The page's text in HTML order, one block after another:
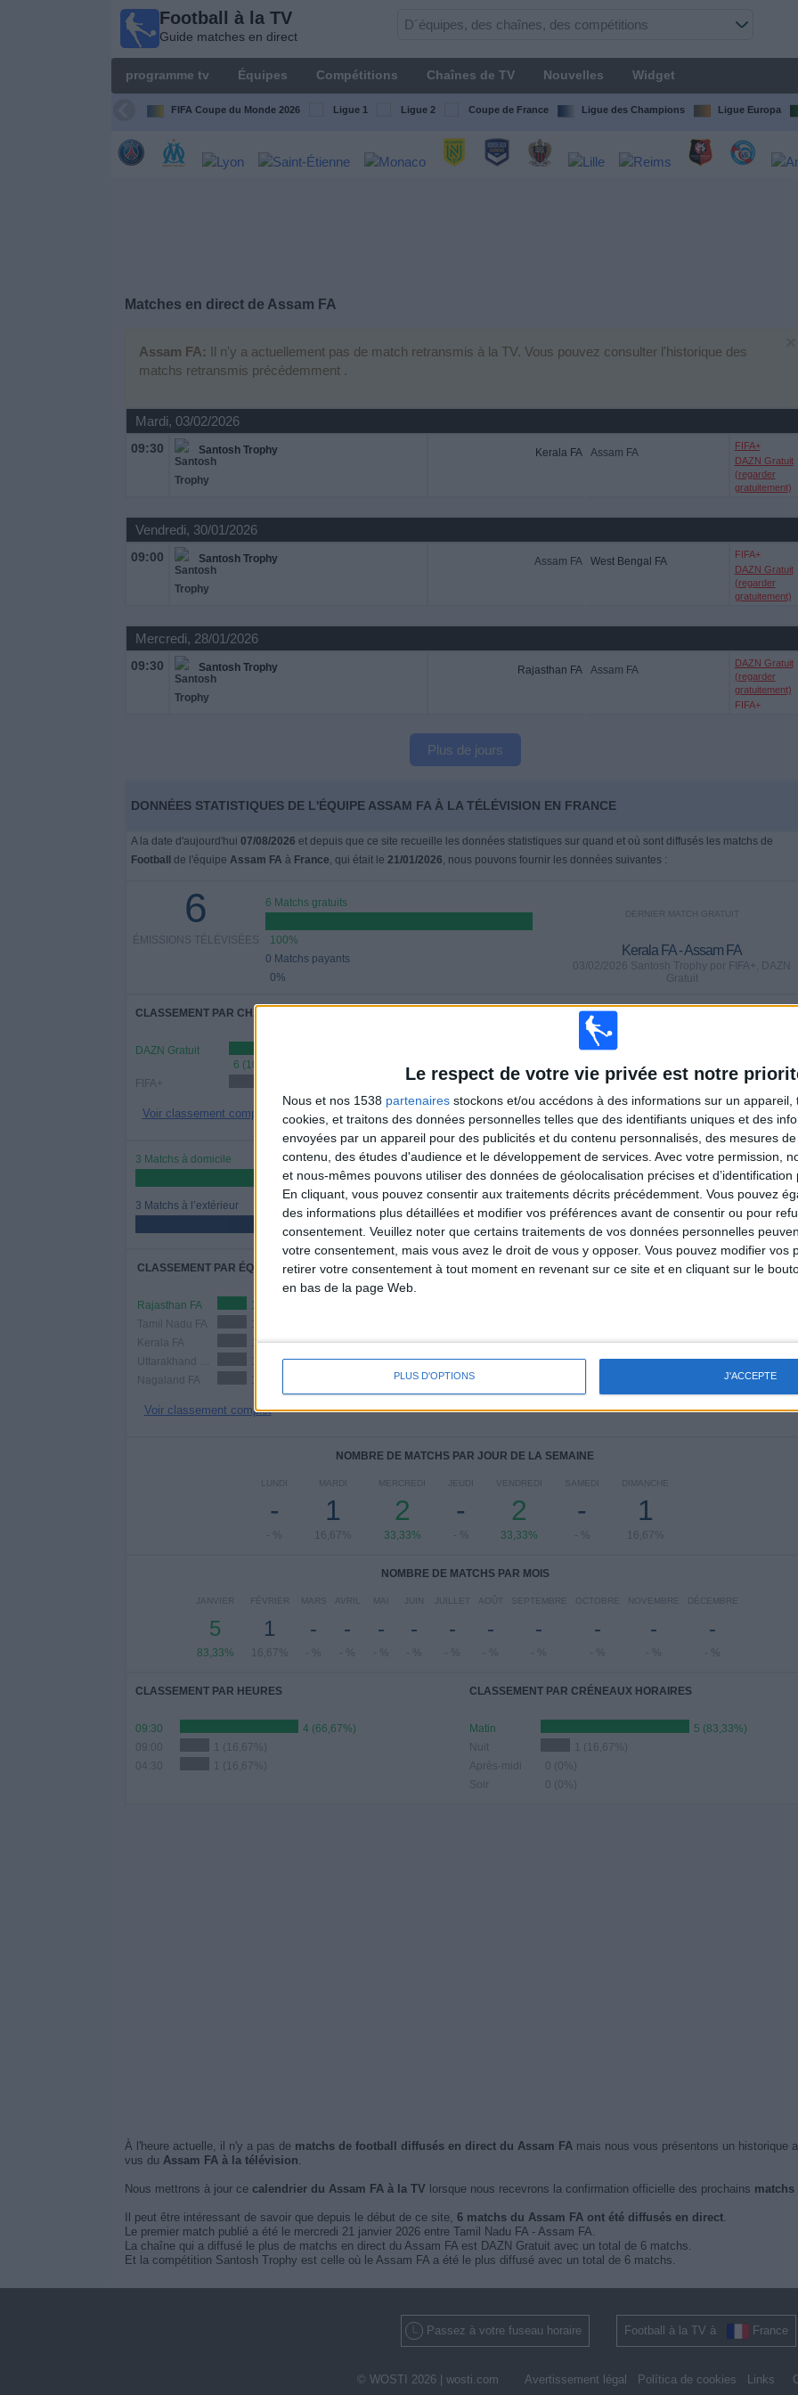
Le respect de votre vie privée est notre
Nous et nos 1538 partenaires stockons et/ou accédons à des informations sur un appareil,
cookies, et traitons des données personnelles telles que des identifiants uniques et des
envoyées par un appareil pour des publicités et du contenu personnalisés, des mesures
contenu, des études d'audience et le développement de services. Avec votre permission,
et nous-mêmes pouvons utiliser des données de géolocalisation précises et d’identification
En cliquant, vous pouvez consentir aux traitements décrits précédemment. Vous pouvez
des informations plus détaillées et modifier vos préférences avant de consentir ou pour
consentement. Veuillez noter que certains traitements de vos données personnelles
votre consentement, mais vous avez le droit de vous y opposer. Vous pouvez modifier vos
retirer votre consentement à tout moment en revenant sur ce site et en cliquant sur le
en bas de la page Web.
PLUS D'OPTIONS J'ACCEPTE
Football à la TV
Guide matches en direct
programme tv Équipes Compétitions Chaînes de TV Nouvelles Widget
FIFA Coupe du Monde 2026 Ligue 1 Ligue 2 Coupe de France Ligue des Champions Ligue Europa
Matches en direct de Assam FA
Assam FA: Il n'y a actuellement pas de match retransmis à la TV. Vous pouvez consulter l'historique des
matchs retransmis précédemment .
Mardi, 03/02/2026
09:30 Santosh Trophy Kerala FA Assam FA
FIFA+
DAZN Gratuit
(regarder
gratuitement)
Vendredi, 30/01/2026
09:00 Santosh Trophy Assam FA West Bengal FA
FIFA+
DAZN Gratuit
(regarder
gratuitement)
Mercredi, 28/01/2026
09:30 Santosh Trophy Rajasthan FA Assam FA
DAZN Gratuit
(regarder
gratuitement)
FIFA+
Plus de jours
DONNÉES STATISTIQUES DE L'ÉQUIPE ASSAM FA À LA TÉLÉVISION EN FRANCE
A la date d'aujourd'hui 07/08/2026 et depuis que ce site recueille les données statistiques sur quand et où sont diffusés les matchs de
Football
de l'équipe Assam FA à France, qui était le 21/01/2026, nous pouvons fournir les données suivantes :
6
ÉMISSIONS TÉLÉVISÉES
6 Matchs gratuits
100%
0 Matchs payants
0%
DERNIER MATCH GRATUIT
Kerala FA - Assam FA
03/02/2026 Santosh Trophy por FIFA+, DAZN
Gratuit
CLASSEMENT PAR CHAÎNES
DAZN Gratuit
6 (100%)
FIFA+
Voir classement complet
2
184
GRATUIT
0
PAYANTS
3 Matchs à domicile
50%
3 Matchs à l’extérieur
6
ADVERSAIRES
1
VS Rajasthan
FA
1
COMPÉTITIONS
CLASSEMENT PAR ÉQUIPES
Rajasthan FA
1 (16,67%)
Tamil Nadu FA
Kerala FA
1 (16,67%)
1 (16,67%)
Nagaland FA
Voir classement complet
CLASSEMENT PAR COMPÉTITIONS
NOMBRE DE MATCHS PAR JOUR DE LA SEMAINE
LUNDI
-
- %
MARDI
1
16,67%
MERCREDI
2
33,33%
JEUDI
-
- %
VENDREDI
2
33,33%
SAMEDI
-
- %
DIMANCHE
1
16,67%
NOMBRE DE MATCHS PAR MOIS
JANVIER
5
83,33%
FÉVRIER
1
16,67%
MARS
-
- %
AVRIL
-
- %
MAI
-
- %
JUIN
-
- %
JUILLET
-
- %
AOÛT
-
- %
SEPTEMBRE
-
- %
OCTOBRE
-
- %
NOVEMBRE
-
- %
DÉCEMBRE
-
- %
CLASSEMENT PAR HEURES
09:30
4 (66,67%)
09:00
1 (16,67%)
04:30
1 (16,67%)
CLASSEMENT PAR CRÉNEAUX HORAIRES
Matin
5 (83,33%)
Nuit
1 (16,67%)
Après-midi
0 (0%)
Soir
0 (0%)
À l'heure actuelle, il n'y a pas de matchs de football diffusés en direct du Assam FAmais nous vous présentons un historique
vus du Assam FA à la télévision.
Nous mettrons à jour ce calendrier du Assam FA à la TV lorsque nous recevrons la confirmation officielle des prochains
Il peut être intéressant de savoir que depuis le début de ce site, 6 matchs du Assam FA ont été diffusés en direct.
Le premier match publié a été le mercredi 21 janvier 2026 entre Tamil Nadu FA - Assam FA.
La chaîne qui a diffusé le plus de matchs en direct du Assam FA est DAZN Gratuit avec un total de 6 matchs.
Et la compétition Santosh Trophy est celle où le Assam FA a été le plus diffusé avec un total de 6 matchs.
Passez à votre fuseau horaire Football à la TV à France
© WOSTI 2026 | wosti.com Avertissement légal Política de cookies Links